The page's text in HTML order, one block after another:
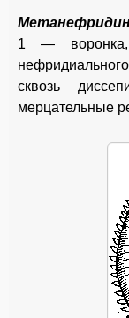
1 —
сквозь
мерцательные